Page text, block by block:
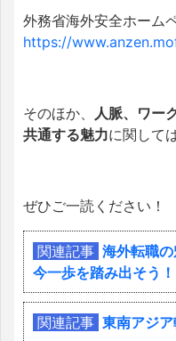
外務省海外安全ホーム
https://
そのほか、 人脈、ワー
共通する魅力に関して
ぜひご一読ください！
関連記事 海外転職の
今一歩を踏み出そう！
関連記事 東南アジ